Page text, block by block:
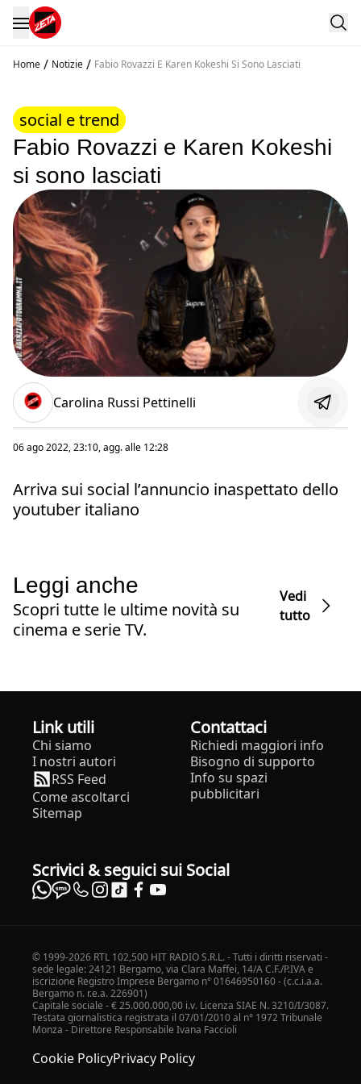
Home / Notizie / Fabio Rovazzi E Karen Kokeshi Si Sono Lasciati
social e trend
Fabio Rovazzi e Karen Kokeshi
si sono lasciati
Carolina Russi Pettinelli
06 ago 2022, 23:10, agg. alle 12:28
Arriva sui social l’annuncio inaspettato dello
youtuber italiano
Leggi anche
Scopri tutte le ultime novità su
cinema e serie TV.
Vedi
tutto
Link utili
Chi siamo
I nostri autori
RSS Feed
Come ascoltarci
Sitemap
Contattaci
Richiedi maggiori info
Bisogno di supporto
Info su spazi
pubblicitari
Scrivici & seguici sui Social
© 1999-2026 RTL 102,500 HIT RADIO S.R.L. - Tutti i diritti riservati -
sede legale: 24121 Bergamo, via Clara Maffei, 14/A C.F./P.IVA e
iscrizione Registro Imprese Bergamo n° 01646950160 - (c.c.i.a.a.
Bergamo n. r.e.a. 226901)
Capitale sociale - € 25.000.000,00 i.v. Licenza SIAE N. 3210/I/3087.
Testata giornalistica registrata il 07/01/2010 al n° 1972 Tribunale
Monza - Direttore Responsabile Ivana Faccioli
Cookie PolicyPrivacy Policy